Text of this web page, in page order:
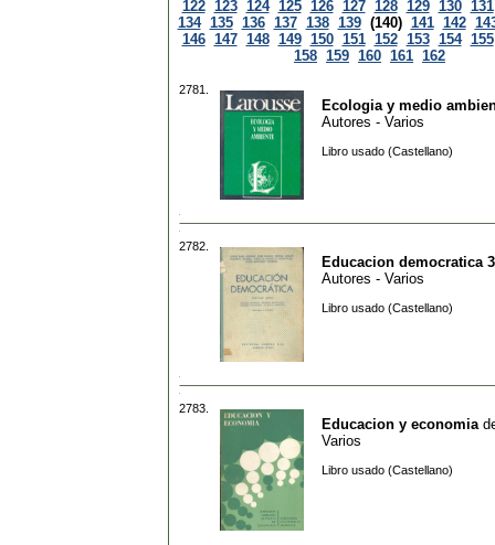
122 123 124 125 126 127 128 129 130 131
134 135 136 137 138 139 (140) 141 142
146 147 148 149 150 151 152 153 154 155
158 159 160 161 162
2781.
Ecologia y medio
Autores - Varios
Libro usado (Castellano)
2782.
Educacion democratica
Autores - Varios
Libro usado (Castellano)
2783.
Educacion y economia
Varios
Libro usado (Castellano)